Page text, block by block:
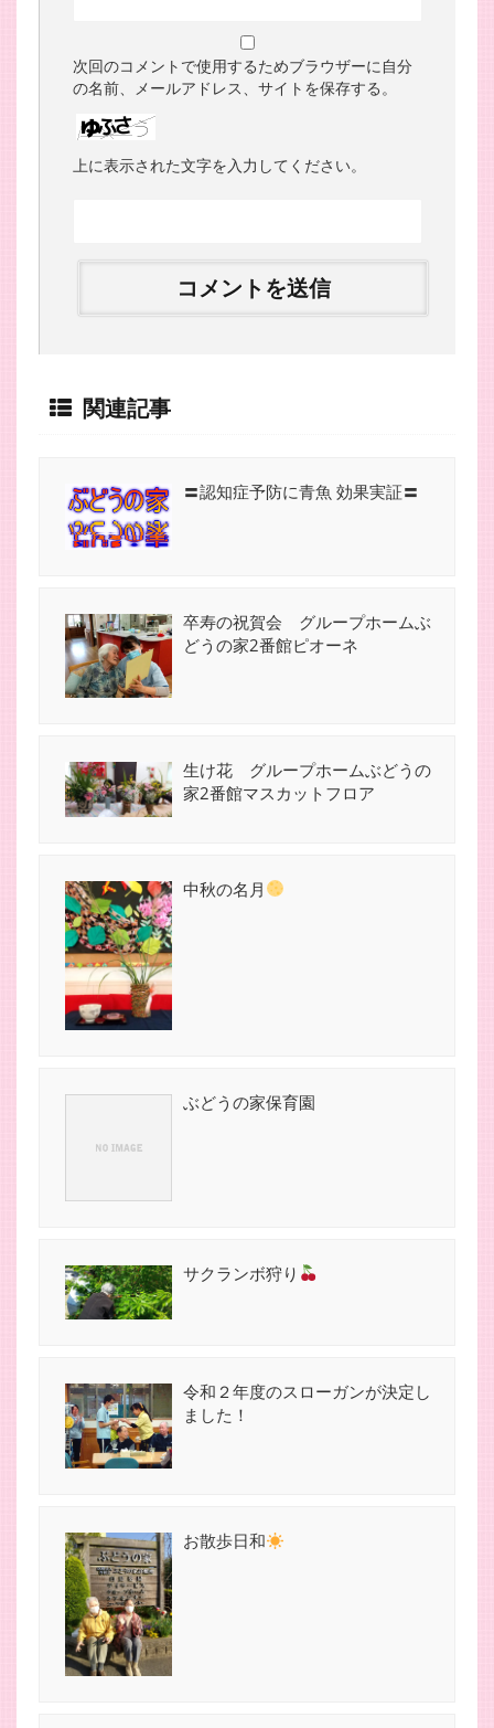
次回のコメントで使用するためブラウザーに自分
の名前、メールアドレス、サイトを保存する。
上に表示された文字を入力してください。
関連記事
〓認知症予防に青魚 効果実証〓
卒寿の祝賀会 グループホームぶ
どうの家2番館ピオーネ
生け花 グループホームぶどうの
家2番館マスカットフロア
中秋の名月
ぶどうの家保育園
サクランボ狩り
令和２年度のスローガンが決定し
ました！
お散歩日和